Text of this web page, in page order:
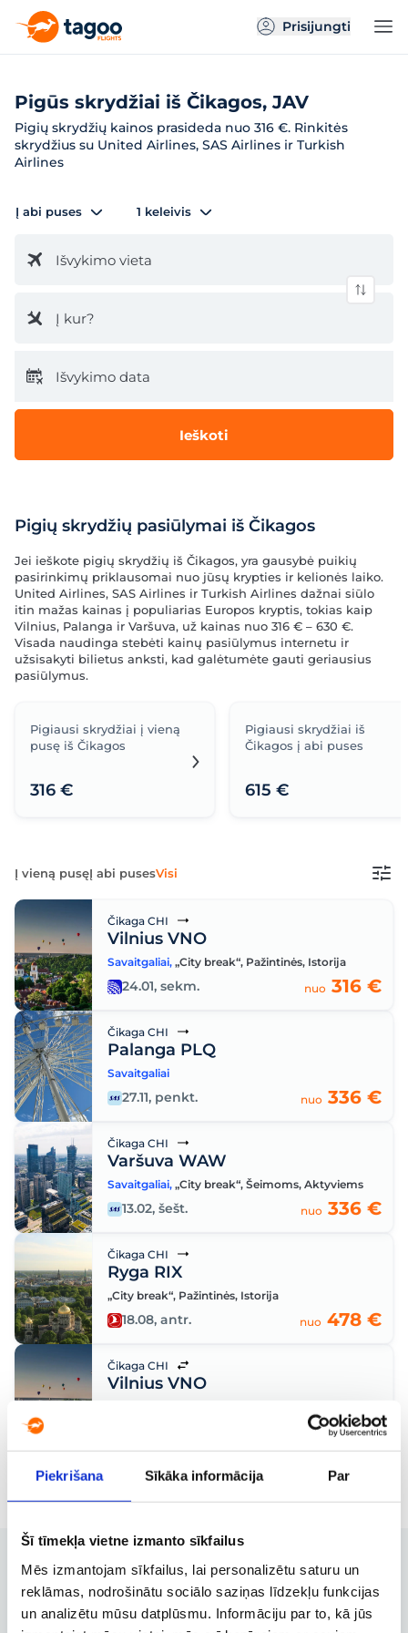
Piekrišana Sīkāka informācija Par
Šī tīmekļa vietne izmanto sīkfailus
Mēs izmantojam sīkfailus, lai personalizētu saturu un
reklāmas, nodrošinātu sociālo saziņas līdzekļu funkcijas
un analizētu mūsu datplūsmu. Informāciju par to, kā jūs
Prisijungti
Pigūs skrydžiai iš Čikagos, JAV
Pigių skrydžių kainos prasideda nuo 316 €. Rinkitės
skrydžius su United Airlines, SAS Airlines ir Turkish
Airlines
Į abi puses 1 keleivis
Išvykimo vieta
Į kur?
Išvykimo data
Ieškoti
Pigių skrydžių pasiūlymai iš Čikagos
Jei ieškote pigių skrydžių iš Čikagos, yra gausybė puikių
pasirinkimų priklausomai nuo jūsų krypties ir kelionės laiko.
United Airlines, SAS Airlines ir Turkish Airlines dažnai siūlo
itin mažas kainas į populiarias Europos kryptis, tokias kaip
Vilnius, Palanga ir Varšuva, už kainas nuo 316 € – 630 €.
Visada naudinga stebėti kainų pasiūlymus internetu ir
užsisakyti bilietus anksti, kad galėtumėte gauti geriausius
pasiūlymus.
Pigiausi skrydžiai į vieną
pusę iš Čikagos
316 €
Pigiausi skrydžiai iš
Čikagos į abi puses
615 €
Į vieną pusęĮ abi pusesVisi
Čikaga CHI
Vilnius VNO
Savaitgaliai, „City break“, Pažintinės, Istorija
24.01, sekm. nuo 316 €
Čikaga CHI
Palanga PLQ
Savaitgaliai
27.11, penkt. nuo 336 €
Čikaga CHI
Varšuva WAW
Savaitgaliai, „City break“, Šeimoms, Aktyviems
13.02, šešt. nuo 336 €
Čikaga CHI
Ryga RIX
„City break“, Pažintinės, Istorija
18.08, antr. nuo 478 €
Čikaga CHI
Vilnius VNO
nuo 615 €
Užsakymų valdymas